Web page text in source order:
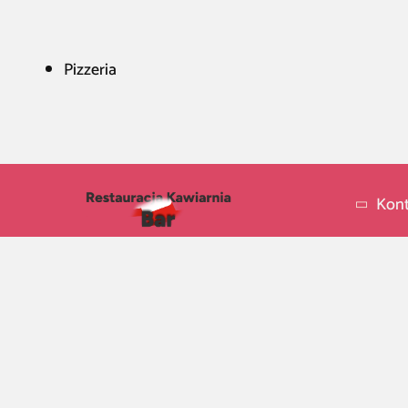
Pizzeria